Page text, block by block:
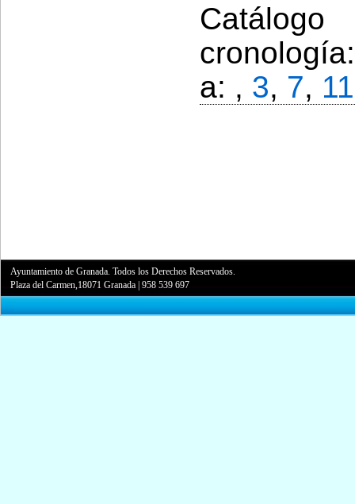
a: , 3, 7, 11
Ayuntamiento de Granada. Todos los Derechos Reservados.
Plaza del Carmen,18071 Granada |958 539 697